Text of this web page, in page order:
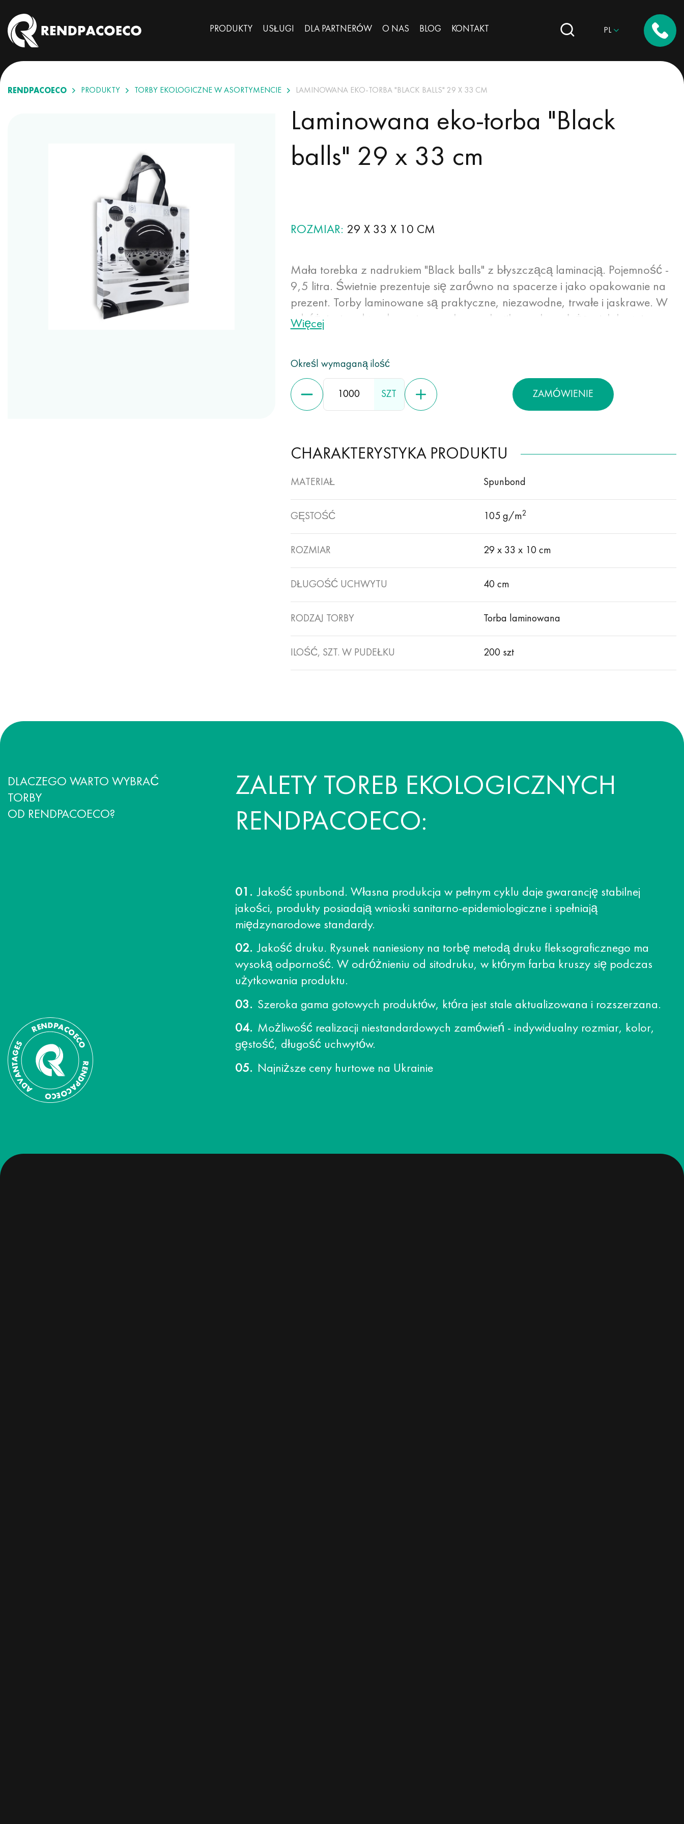
PRODUKTY USŁUGI DLA PARTNERÓW O NAS BLOG KONTAKT PL
RENDPACOECO PRODUKTY TORBY EKOLOGICZNE W ASORTYMENCIE LAMINOWANA EKO-TORBA "BLACK BALLS" 29 X 33 CM
Laminowana eko-torba "Black
balls" 29 x 33 cm
ROZMIAR 29 Х 33 Х 10 CM
Mała torebka z nadrukiem "Black balls" z błyszczącą laminacją. Pojemność -
9,5 litra. Świetnie prezentuje się zarówno na spacerze i jako opakowanie na
prezent. Torby laminowane są praktyczne, niezawodne, trwałe i jaskrawe. W
odróżnieniu od toreb papierowych czy plastikowych posłużą wielokrotnie
właściwości odporne na wilgoć i zwiększa jego właściwości.
Więcej
Określ wymaganą ilość
SZT ZAMÓWIENIE
CHARAKTERYSTYKA PRODUKTU
MATERIAŁ Spunbond
GĘSTOŚĆ 105 g/m2
ROZMIAR 29 х 33 х 10 cm
DŁUGOŚĆ UCHWYTU 40 cm
RODZAJ TORBY Torba laminowana
ILOŚĆ, SZT. W PUDEŁKU 200 szt
DLACZEGO WARTO WYBRAĆ
TORBY
OD RENDPACOECO?
ZALETY TOREB EKOLOGICZNYCH
RENDPACOECO:
Jakość spunbond. Własna produkcja w pełnym cyklu daje gwarancję stabilnej
jakości, produkty posiadają wnioski sanitarno-epidemiologiczne i spełniają
międzynarodowe standardy.
Jakość druku. Rysunek naniesiony na torbę metodą druku fleksograficznego ma
wysoką odporność. W odróżnieniu od sitodruku, w którym farba kruszy się podczas
użytkowania produktu.
Szeroka gama gotowych produktów, która jest stale aktualizowana i rozszerzana.
Możliwość realizacji niestandardowych zamówień - indywidualny rozmiar, kolor,
gęstość, długość uchwytów.
Najniższe ceny hurtowe na Ukrainie